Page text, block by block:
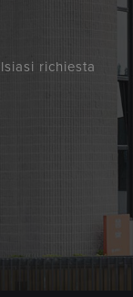
richiesta